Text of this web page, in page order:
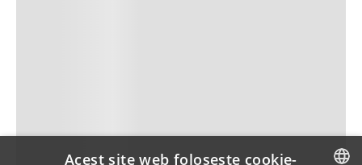
Acest site web folosește cookie-